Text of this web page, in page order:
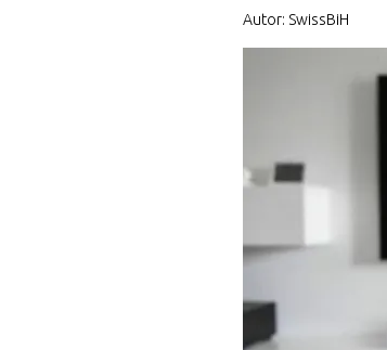
Autor: SwissBiH